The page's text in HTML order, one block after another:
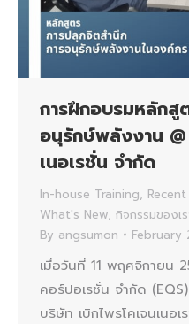
การฝึกอบรมหลักสู
อนุรักษ์พลังงาน @
เนอเรชั่น จำกัด
In-house Training,
What's New, กิจกรรมของเร
By angsumon February
เมื่อวันที่ 11 พฤศจิกายน
คอร์ปอเรชั่น จำกัด
บริษัท เบิกไพรโคเจนเนอ